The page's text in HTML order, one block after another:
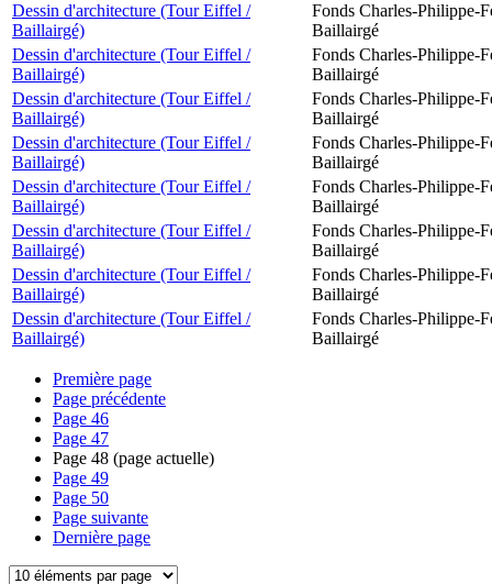
Dessin d'architecture (Tour Eiffel /
Baillairgé)
Fonds Charles-Philippe-
Baillairgé
Dessin d'architecture (Tour Eiffel /
Baillairgé)
Fonds Charles-Philippe-
Baillairgé
Dessin d'architecture (Tour Eiffel /
Baillairgé)
Fonds Charles-Philippe-
Baillairgé
Dessin d'architecture (Tour Eiffel /
Baillairgé)
Fonds Charles-Philippe-
Baillairgé
Dessin d'architecture (Tour Eiffel /
Baillairgé)
Fonds Charles-Philippe-
Baillairgé
Dessin d'architecture (Tour Eiffel /
Baillairgé)
Fonds Charles-Philippe-
Baillairgé
Dessin d'architecture (Tour Eiffel /
Baillairgé)
Fonds Charles-Philippe-
Baillairgé
Dessin d'architecture (Tour Eiffel /
Baillairgé)
Fonds Charles-Philippe-
Baillairgé
Première page
Page précédente
Page 46
Page 47
Page 48 (page actuelle)
Page 49
Page 50
Page suivante
Dernière page